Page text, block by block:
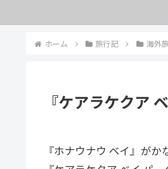
ホーム 旅行記 海外
『ケアラケクア
『ホナウナウ ベイ』が